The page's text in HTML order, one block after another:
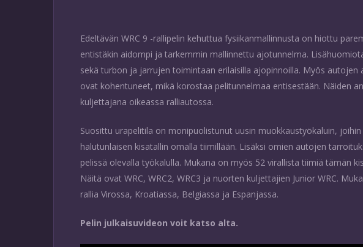
Edeltävän WRC 9 -rallipelin kehuttua fysiikanmallinnusta on hiottu
entistäkin aidompi ja tarkemmin mallinnettu ajotunnelma.
sekä turbon ja jarrujen toimintaan erilaisilla ajopinnoilla. Myös autojen
ovat kohentuneet, mikä korostaa pelitunnelmaa entisestään. Näiden
kuljettajana oikeassa ralliautossa.
Suosittu urapelitila on monipuolistunut uusin muokkaustyökaluin,
halutunlaisen kisatallin omalla tiimillään. Lisäksi omien autojen
pelissä olevalla työkalulla. Mukana on myös 52 virallista tiimiä tämän
Näitä ovat WRC, WRC2, WRC3 ja nuorten kuljettajien Junior WRC.
rallia Virossa, Kroatiassa, Belgiassa ja Espanjassa.
Pelin julkaisuvideon voit katso alta.